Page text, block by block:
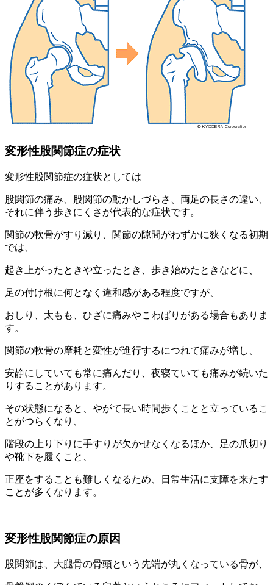
変形性股関節症の症状
変形性股関節症の症状としては
股関節の痛み、股関節の動かしづらさ、両足の長さの違い、
それに伴う歩きにくさが代表的な症状です。
関節の軟骨がすり減り、関節の隙間がわずかに狭くなる初期
では、
起き上がったときや立ったとき、歩き始めたときなどに、
足の付け根に何となく違和感がある程度ですが、
おしり、太もも、ひざに痛みやこわばりがある場合もありま
す。
関節の軟骨の摩耗と変性が進行するにつれて痛みが増し、
安静にしていても常に痛んだり、夜寝ていても痛みが続いた
りすることがあります。
その状態になると、やがて長い時間歩くことと立っているこ
とがつらくなり、
階段の上り下りに手すりが欠かせなくなるほか、足の爪切り
や靴下を履くこと、
正座をすることも難しくなるため、日常生活に支障を来たす
ことが多くなります。
変形性股関節症の原因
股関節は、大腿骨の骨頭という先端が丸くなっている骨が、